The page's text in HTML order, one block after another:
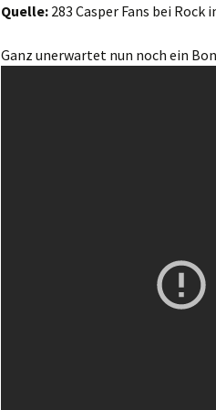
Quelle: 283 Casper Fans bei
Ganz unerwartet nun noch ein